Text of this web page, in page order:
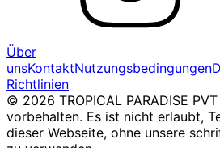
Über
unsKontaktNutzungsbedingungen
Richtlinien
© 2026 TROPICAL PARADISE
vorbehalten. Es ist nicht erlaubt,
dieser Webseite, ohne unsere